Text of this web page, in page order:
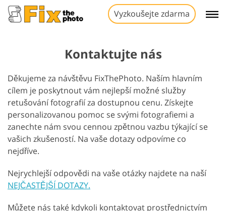
Vyzkoušejte zdarma
Kontaktujte nás
Děkujeme za návštěvu FixThePhoto. Naším hlavním
cílem je poskytnout vám nejlepší možné služby
retušování fotografií za dostupnou cenu. Získejte
personalizovanou pomoc se svými fotografiemi a
zanechte nám svou cennou zpětnou vazbu týkající se
vašich zkušeností. Na vaše dotazy odpovíme co
nejdříve.
Nejrychlejší odpovědi na vaše otázky najdete na naší
NEJČASTĚJŠÍ DOTAZY.
Můžete nás také kdykoli kontaktovat prostřednictvím